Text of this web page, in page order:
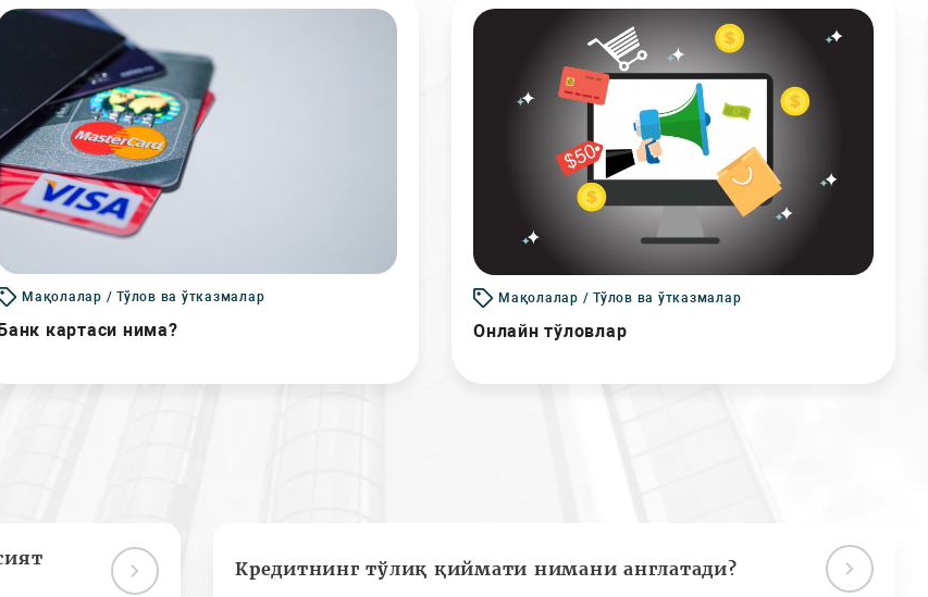
Мақолалар / Тўлов ва ўтказмалар
Банк картаси нима?
Мақолалар / Тўлов ва ўтказмалар
Онлайн тўловлар
Кредитнинг тўлиқ қиймати нимани англатади?